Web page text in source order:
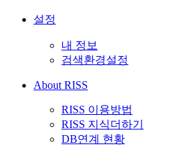
설정
내 정보
검색환경설정
About RISS
RISS 이용방법
RISS 지식더하기
DB연계 현황